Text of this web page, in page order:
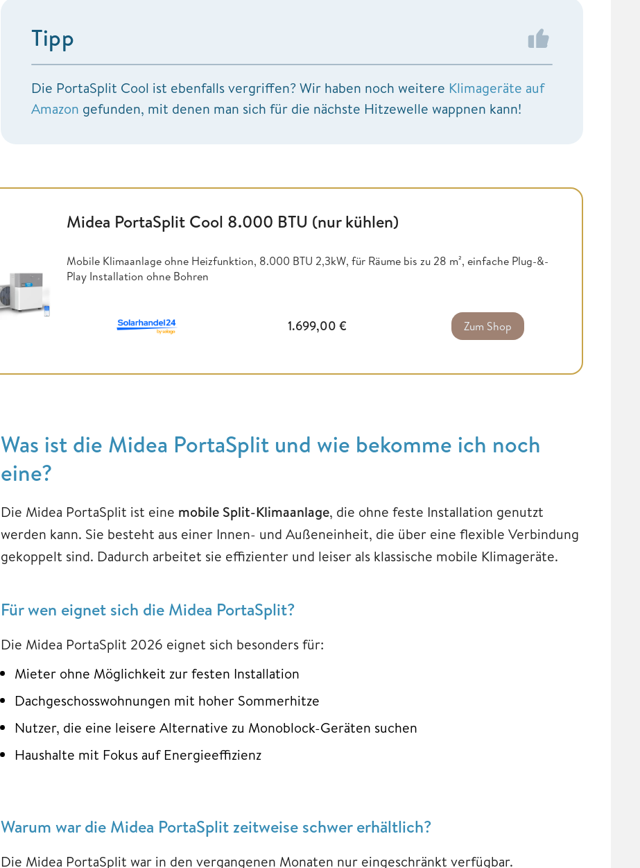
Tipp
Die PortaSplit Cool ist ebenfalls vergriffen? Wir haben noch weitere Klimageräte auf
Amazon gefunden, mit denen man sich für die nächste Hitzewelle wappnen kann!
Midea PortaSplit Cool 8.000 BTU (nur kühlen)
Mobile Klimaanlage ohne Heizfunktion, 8.000 BTU 2,3kW, für Räume bis zu 28 m², einfache Plug-&-
Play Installation ohne Bohren
1.699,00 € Zum Shop
Was ist die Midea PortaSplit und wie bekomme ich noch
eine?
Die Midea PortaSplit ist eine mobile Split-Klimaanlage, die ohne feste Installation genutzt
werden kann. Sie besteht aus einer Innen- und Außeneinheit, die über eine flexible Verbindung
gekoppelt sind. Dadurch arbeitet sie effizienter und leiser als klassische mobile Klimageräte.
Für wen eignet sich die Midea PortaSplit?
Die Midea PortaSplit 2026 eignet sich besonders für:
Mieter ohne Möglichkeit zur festen Installation
Dachgeschosswohnungen mit hoher Sommerhitze
Nutzer, die eine leisere Alternative zu Monoblock-Geräten suchen
Haushalte mit Fokus auf Energieeffizienz
Warum war die Midea PortaSplit zeitweise schwer erhältlich?
Die Midea PortaSplit war in den vergangenen Monaten nur eingeschränkt verfügbar.